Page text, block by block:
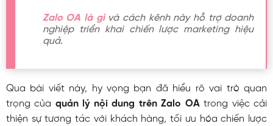
Zalo OA là gìvà cách kênh này hỗ trợ doanh
nghiệp triển khai chiến lược marketing hiệu
quả.
Qua bài viết này, hy vọng bạn đã hiểu rõ vai trò quan
trọng của quản lý nội dung trên Zalo OAtrong việc cải
thiện sự tương tác với khách hàng, tối ưu hóa chiến lược